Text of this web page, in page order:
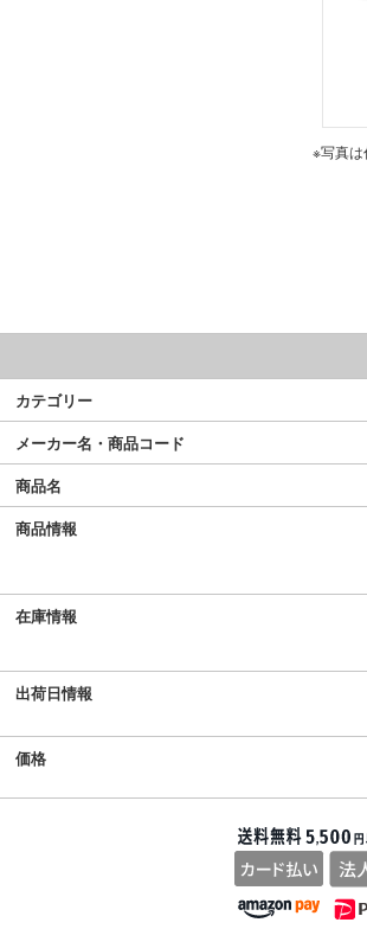
※写真は
カテゴリー
メーカー名・商品コード
商品名
商品情報
在庫情報
出荷日情報
価格